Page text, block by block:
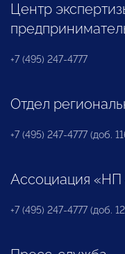
Центр
+7 (495) 247-4777
Отдел
+7 (495) 247-4777 (доб.
Ассоциация
+7 (495) 247-4777 (доб.